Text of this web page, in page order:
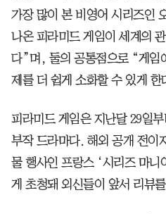
가장 많이 본 비영어 시리즈인
나온 피라미드 게임이 세계의
다”며, 둘의 공통점으로 “게임
제를 더 쉽게 소화할 수 있게 한
피라미드 게임은 지난달 29일
부작 드라마다. 해외 공개 전이
물 행사인 프랑스 ‘시리즈 마니
게 초청돼 외신들이 앞서 리뷰